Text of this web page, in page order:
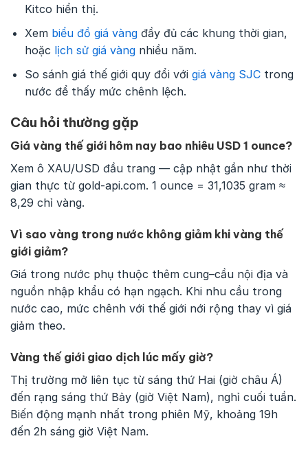
Kitco hiển thị.
Xem biểu đồ giá vàngđầy đủ các khung thời gian,
hoặc lịch sử giá vàngnhiều năm.
So sánh giá thế giới quy đổi với giá vàng SJCtrong
nước để thấy mức chênh lệch.
Câu hỏi thường gặp
Giá vàng thế giới hôm nay bao nhiêu USD 1 ounce?
Xem ô XAU/USD đầu trang — cập nhật gần như thời
gian thực từ gold-api.com. 1 ounce = 31,1035 gram ≈
8,29 chỉ vàng.
Vì sao vàng trong nước không giảm khi vàng thế
giới giảm?
Giá trong nước phụ thuộc thêm cung–cầu nội địa và
nguồn nhập khẩu có hạn ngạch. Khi nhu cầu trong
nước cao, mức chênh với thế giới nới rộng thay vì giá
giảm theo.
Vàng thế giới giao dịch lúc mấy giờ?
Thị trường mở liên tục từ sáng thứ Hai (giờ châu Á)
đến rạng sáng thứ Bảy (giờ Việt Nam), nghỉ cuối tuần.
Biến động mạnh nhất trong phiên Mỹ, khoảng 19h
đến 2h sáng giờ Việt Nam.